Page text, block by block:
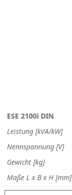
ESE 2100i DIN
Leistung [kVA/kW]
Nennspannung [V]
Gewicht [kg]
Maße L x B x H [mm]